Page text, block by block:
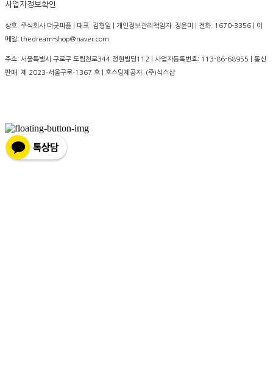
사업자정보확인
상호: 주식회사 더굿피플 | 대표: 김형일 | 개인정보관리책임자: 정윤미 | 전화: 1670-3356 | 이
메일: thedream-shop@naver.com
주소: 서울특별시 구로구 도림천로344 정현빌딩112 | 사업자등록번호: 113-86-68955 | 통신
판매: 제 2023-서울구로-1367 호 | 호스팅제공자: (주)식스샵